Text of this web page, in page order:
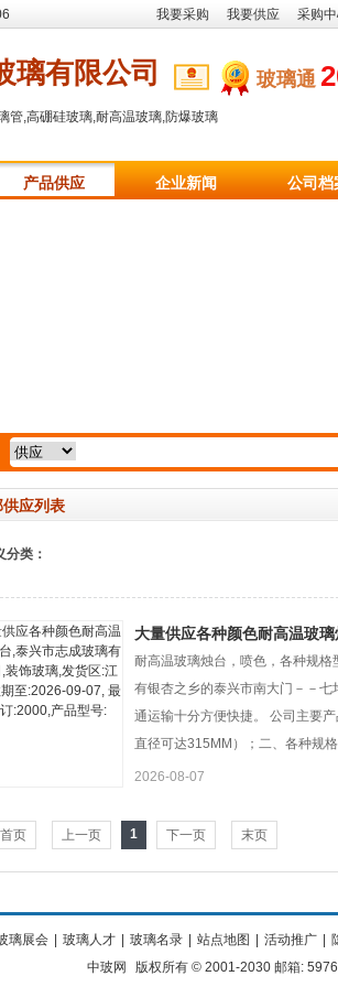
我要采购 我要供应 采购
璃有限公司 玻璃通
管,高硼硅玻璃,耐高温玻璃,防爆玻璃
产品供应 企业新闻 公司档
供应列表
分类：
大量供应各种颜色耐高温玻璃
耐高温玻璃烛台，喷色，各种规
有银杏之乡的泰兴市南大门－－
通运输十分方便快捷。 公司主要
直径可达315MM）；二、各种规
2026-08-07
首页 上一页 1 下一页 末页
璃展会 玻璃人才 玻璃名录 站点地图 活动推广
中玻网
版权所有 © 2001-2030 邮箱: